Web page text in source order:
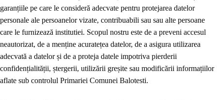
garanțiile pe care le consideră adecvate pentru protejarea datelor
personale ale persoanelor vizate, contribuabili sau sau alte persoane
care le furnizează institutiei. Scopul nostru este de a preveni accesul
neautorizat, de a menține acuratețea datelor, de a asigura utilizarea
adecvată a datelor și de a proteja datele impotriva pierderii
confidențialității, ștergerii, utilizării greșite sau modificării informațiilor
aflate sub controlul Primariei Comunei Balotesti.